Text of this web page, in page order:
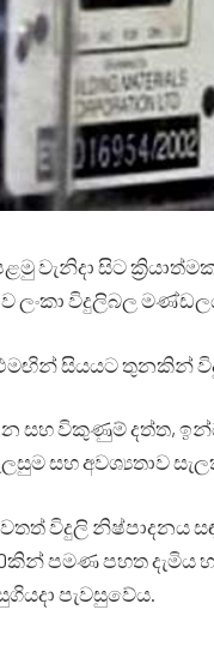
වැනිදා සිට
ලංකා විදුලිබල
සියයට තුනකින්
සහ විකුණුම් දත්ත,
සහ අවශ්‍යතාව
විදුලි නිෂ්පාදනය
පමණ පහත දැමිය
පැවසුවේය.